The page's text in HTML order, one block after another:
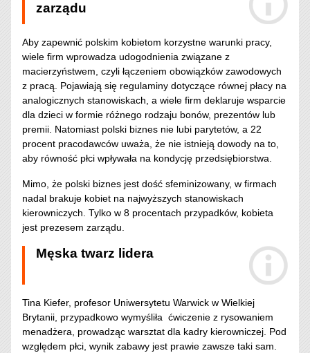
zarządu
Aby zapewnić polskim kobietom korzystne warunki pracy,
wiele firm wprowadza udogodnienia związane z
macierzyństwem, czyli łączeniem obowiązków zawodowych
z pracą. Pojawiają się regulaminy dotyczące równej płacy na
analogicznych stanowiskach, a wiele firm deklaruje wsparcie
dla dzieci w formie różnego rodzaju bonów, prezentów lub
premii. Natomiast polski biznes nie lubi parytetów, a 22
procent pracodawców uważa, że nie istnieją dowody na to,
aby równość płci wpływała na kondycję przedsiębiorstwa.
Mimo, że polski biznes jest dość sfeminizowany, w firmach
nadal brakuje kobiet na najwyższych stanowiskach
kierowniczych. Tylko w 8 procentach przypadków, kobieta
jest prezesem zarządu.
Męska twarz lidera
Tina Kiefer, profesor Uniwersytetu Warwick w Wielkiej
Brytanii, przypadkowo wymyśliła ćwiczenie z rysowaniem
menadżera, prowadząc warsztat dla kadry kierowniczej. Pod
względem płci, wynik zabawy jest prawie zawsze taki sam.